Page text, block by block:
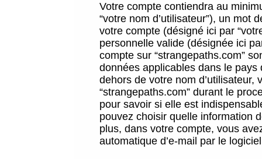
Votre compte contiendra au
“votre nom d’utilisateur”), un mot
votre compte (désigné ici par
personnelle valide (désignée ici
compte sur “strangepaths.com”
données applicables dans le
dehors de votre nom
“strangepaths.com” durant le
pour savoir si elle est
pouvez choisir quelle information
plus, dans votre compte, vous
automatique d’e-mail par le